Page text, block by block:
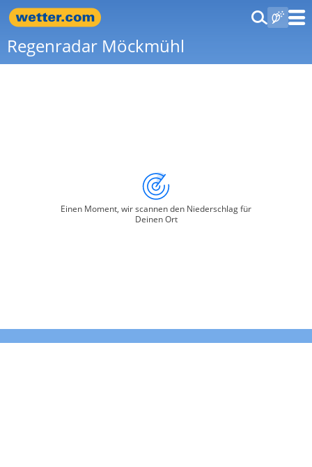
Regenradar Möckmühl
Einen Moment, wir scannen den Niederschlag für
Deinen Ort